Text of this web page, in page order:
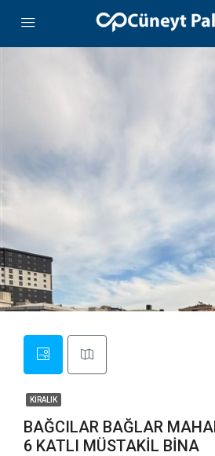
KIRALIK
BAĞCILAR BAĞLAR
6 KATLI MÜSTAKİL BİNA